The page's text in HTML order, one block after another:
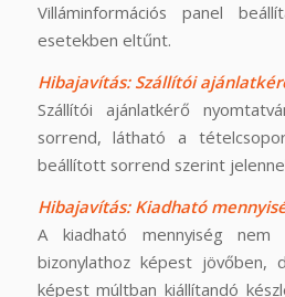
Villáminformációs panel
esetekben eltűnt.
Hibajavítás: Szállítói
Szállítói ajánlatkérő
sorrend, látható a
beállított sorrend szerint
Hibajavítás: Kiadható
A kiadható mennyiség nem
bizonylathoz képest jövőben,
képest múltban kiállítandó